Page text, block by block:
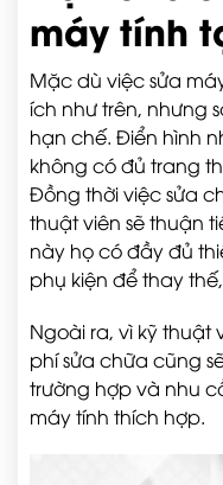
máy tính
Mặc dù việc sửa
ích như trên, nhưng
hạn chế. Điển hình
không có đủ trang
Đồng thời việc sửa
thuật viên sẽ thuận
này họ có đầy đủ
phụ kiện để thay
Ngoài ra, vì kỹ thuật
phí sửa chữa cũng
trường hợp và nhu
máy tính thích hợp.